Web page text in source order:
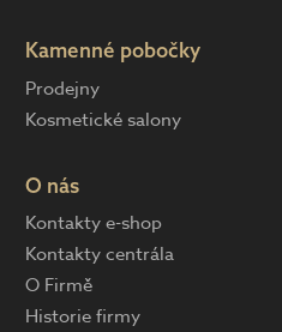
Kamenné pobočky
Prodejny
Kosmetické salony
O nás
Kontakty e-shop
Kontakty centrála
O Firmě
Historie firmy